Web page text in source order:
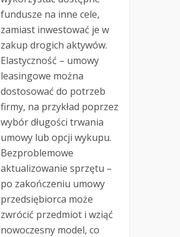
fundusze na inne cele,
zamiast inwestować je w
zakup drogich aktywów.
Elastyczność – umowy
leasingowe można
dostosować do potrzeb
firmy, na przykład poprzez
wybór długości trwania
umowy lub opcji wykupu.
Bezproblemowe
aktualizowanie sprzętu –
po zakończeniu umowy
przedsiębiorca może
zwrócić przedmiot i wziąć
nowoczesny model, co